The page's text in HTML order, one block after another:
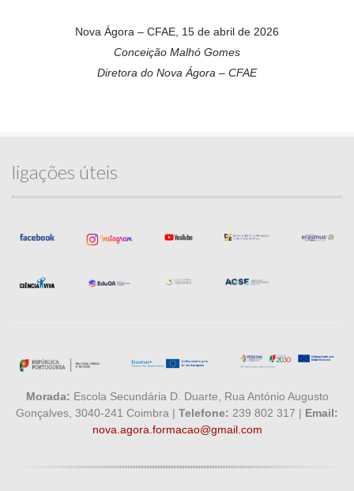
Nova Ágora – CFAE, 15 de abril de 2026
Conceição Malhó Gomes
Diretora do Nova Ágora – CFAE
ligações úteis
Morada: Escola Secundária D. Duarte, Rua António Augusto
Gonçalves, 3040-241 Coimbra | Telefone: 239 802 317 | Email:
nova.agora.formacao@gmail.com